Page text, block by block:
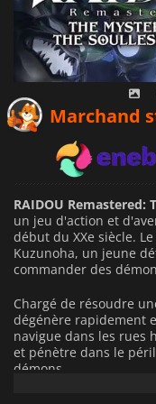
Marchand
RAIDOU Remastered:
un jeu d'action et
début du XXe siècle.
Kuzunoha, un jeune
commander des
Chargé de résoudre
dégénère rapidement
navigue dans les rues
et pénètre dans le
démons.